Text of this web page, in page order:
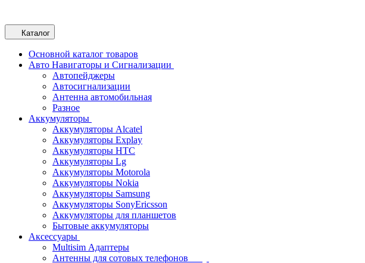
Каталог
Основной каталог товаров
Авто Навигаторы и Сигнализации
Автопейджеры
Автосигнализации
Антенна автомобильная
Разное
Аккумуляторы
Аккумуляторы Alcatel
Аккумуляторы Explay
Аккумуляторы HTC
Аккумуляторы Lg
Аккумуляторы Motorola
Аккумуляторы Nokia
Аккумуляторы Samsung
Аккумуляторы SonyEricsson
Аккумуляторы для планшетов
Бытовые аккумуляторы
Аксессуары
Multisim Адаптеры
Антенны для сотовых телефонов